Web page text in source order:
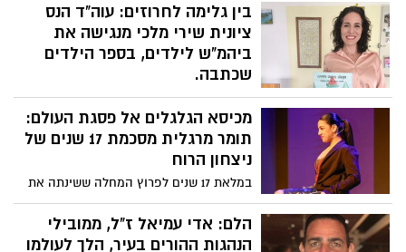
לנומרולוגיה קבלית. אחרי שהתאלמנה בגיל
צעיר, בנתה חיים מאפס והקימה משפחה
לתפארת, מירי עולה על המסלול בתחרות
ולהוכיח שיופי הוא קודם כל חוסן נפשי
בין גלימה לחרוזים: עוה"ד הנס
ציונית שירי מלכי מנגישה את
ביהמ"ש לילדים, בספר הילדים
שכתבה.
עורכת הדין שירי מלכי, תושבת נס ציונה ואם
לילד בן 10, מוציאה ספר ילדים ייחודי שמבקש
להכניס את עולם המשפט אל חדרי הילדים.
ב"מעשה בשישה שופטים" היא משלבת
וגישור, ומנסה ללמד כבר מגיל צעיר: גם כשלא
מכיסא הגלגלים אל פסגת העולם:
תומר מרגלית מסכמת 17 שנים של
ניצחון הרוח
במלאת 17 שנים לפרוץ המחלה ששינתה את
חייה בגיל 14, תומר מרגלית הרקדנית הידועה
מנס ציונה - משתפת במסע המפרך מהשיתוק
הפתאומי ועד לתארים של אלופת עולם
הלם: אדי עמיאל ז"ל, ממובילי
הנהגות ההורים בעיר, הלך לעולמו